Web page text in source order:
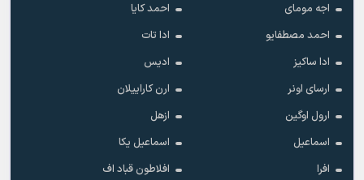
اجه مومای
احمد کایا
احمد مصطفایو
ادا تات
ادا ساکیز
ادیس
ارسای اونر
ارن کاراییلان
ارول اوگین
ازهل
اسماعیل
اسماعیل یکا
افرا
افلاطون قباد اف